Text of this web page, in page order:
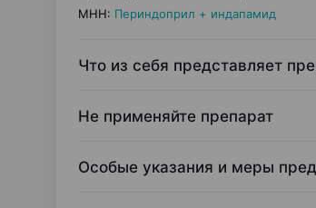
МНН: Периндоприл + индапамид
Что из себя представляет
Не применяйте препарат
Особые указания и меры